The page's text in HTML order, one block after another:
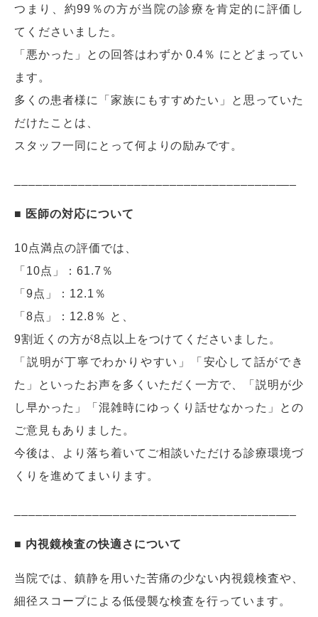
つまり、約99％の方が当院の診療を肯定的に評価し
てくださいました。
「悪かった」との回答はわずか 0.4％ にとどまってい
ます。
多くの患者様に「家族にもすすめたい」と思っていた
だけたことは、
スタッフ一同にとって何よりの励みです。
■ 医師の対応について
10点満点の評価では、
「10点」：61.7％
「9点」：12.1％
「8点」：12.8％ と、
9割近くの方が8点以上をつけてくださいました。
「説明が丁寧でわかりやすい」「安心して話ができ
た」といったお声を多くいただく一方で、「説明が少
し早かった」「混雑時にゆっくり話せなかった」との
ご意見もありました。
今後は、より落ち着いてご相談いただける診療環境づ
くりを進めてまいります。
■ 内視鏡検査の快適さについて
当院では、鎮静を用いた苦痛の少ない内視鏡検査や、
細径スコープによる低侵襲な検査を行っています。